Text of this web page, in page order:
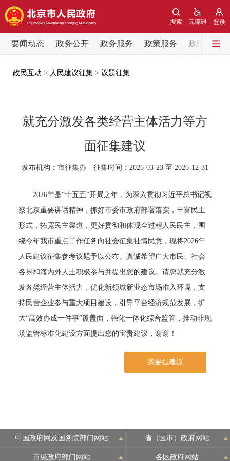
登录
无障碍
搜索
要闻动态 政务公开 政务服务 政策服务 政民互动
要闻动态
各区热点
政策兑现 政策解读 回应关切
决策公开 专题公开
政务服务
个人服务 法人服务 部门服务
便民服务 利企服务 投资项目
参与调查 在线访谈 图说互动
政民互动 > 人民建议征集 > 议题征集
就充分激发各类经营主体活力等方
面征集建议
发布机构：市征集办 征集时间：2026-03-23 至 2026-12-31
2026年是“十五五”开局之年，为深入贯彻习近平总书记视
察北京重要讲话精神，抓好市委市政府部署落实，丰富民主
形式，拓宽民主渠道，更好贯彻和体现全过程人民民主，围
绕今年我市重点工作任务向社会征集社情民意，现将2026年
人民建议征集参考议题予以公布。真诚希望广大市民、社会
各界和海内外人士积极参与并提出您的建议。请您就充分激
发各类经营主体活力，优化新领域新业态市场准入环境，支
持民营企业参与重大项目建设，引导平台经济规范发展，扩
大“高效办成一件事”覆盖面，强化一体化综合监管，推动非现
场监管标准化建设方面提出您的宝贵建议，谢谢！
我要提建议
中国政府网及国务院部门网站 省（区市）政府网站
市级政府部门网站 各区政府网站